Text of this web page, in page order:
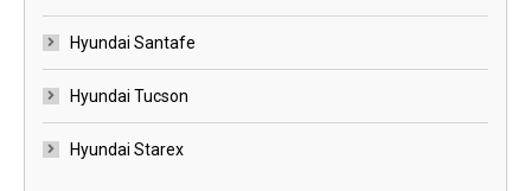
Hyundai Santafe
Hyundai Tucson
Hyundai Starex